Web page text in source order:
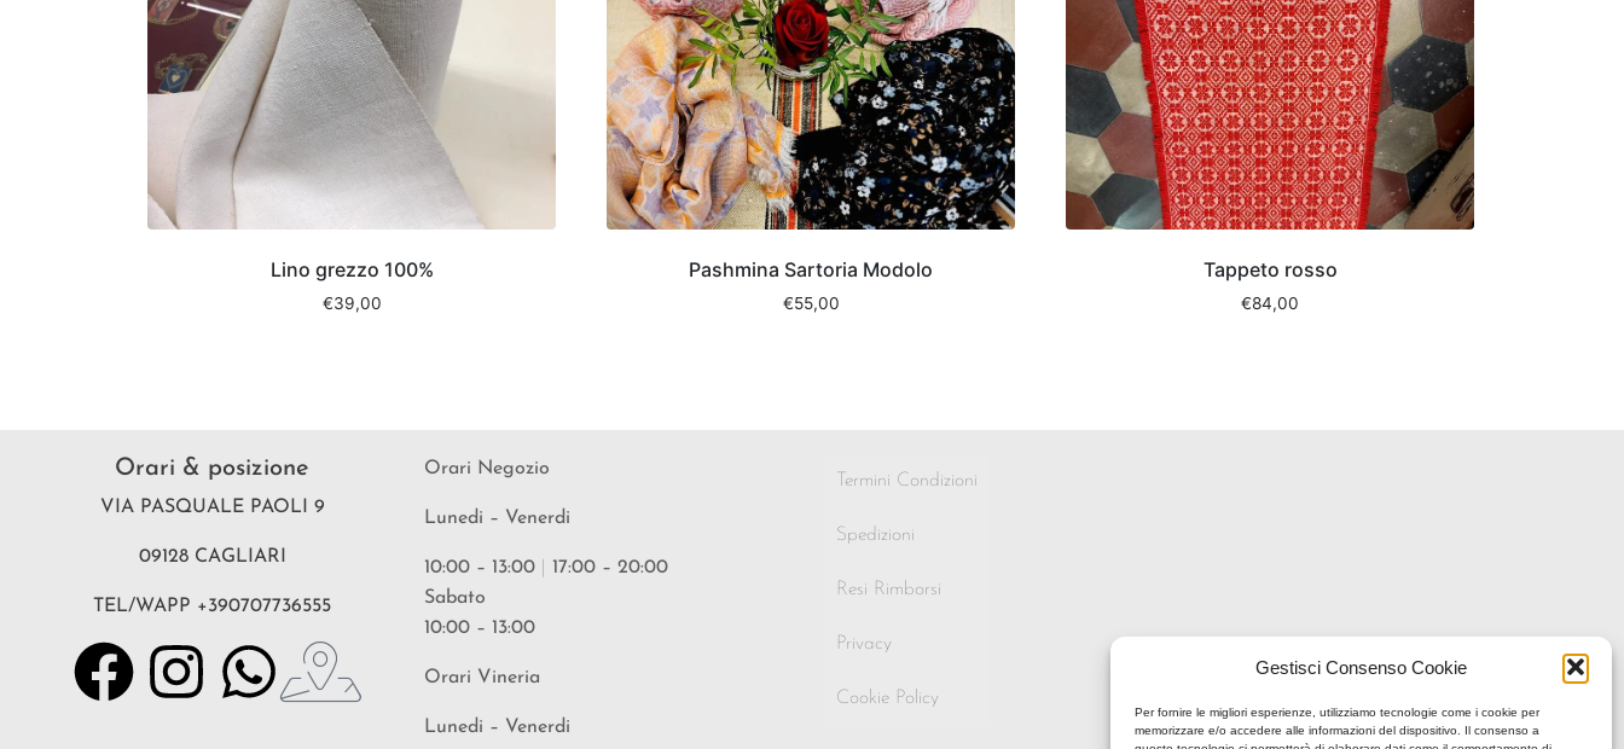
Gestisci Consenso Cookie
Per fornire le migliori esperienze, utilizziamo tecnologie come i cookie per
memorizzare e/o accedere alle informazioni del dispositivo. Il consenso a
Lino grezzo 100%
€39,00
Pashmina Sartoria Modolo
€55,00
Tappeto rosso
€84,00
Orari & posizione
VIA PASQUALE PAOLI 9
09128 CAGLIARI
TEL/WAPP +390707736555
Orari Negozio
Lunedi – Venerdi
10:00 – 13:00
17:00 – 20:00
Sabato
10:00 – 13:00
Orari Vineria
Lunedi – Venerdi
Termini Condizioni
Spedizioni
Resi Rimborsi
Privacy
Cookie Policy